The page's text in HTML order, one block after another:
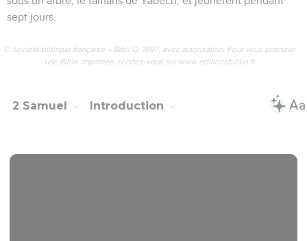
sept jours.
© Société biblique française – Bibli’O, 1997, avec autorisation. Pour vous procurer
une Bible imprimée, rendez-vous sur www.editionsbiblio.fr
2 Samuel Introduction